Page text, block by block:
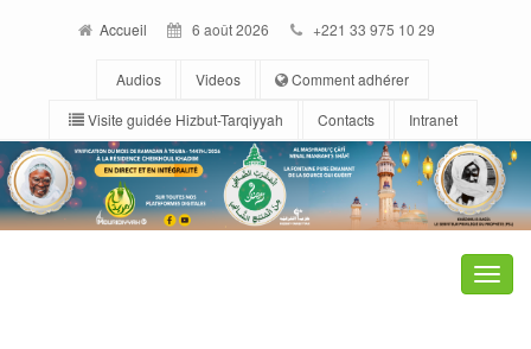
Accueil 6 août 2026 +221 33 975 10 29
Audios Videos
Comment adhérer
Visite guidée Hizbut-Tarqiyyah
Contacts Intranet
Toggle